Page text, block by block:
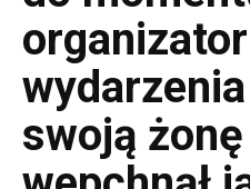
organizator
swoją